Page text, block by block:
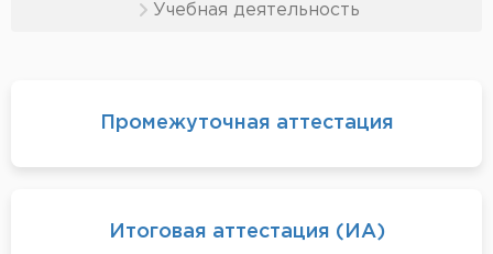
Учебная деятельность
Промежуточная аттестация
Итоговая аттестация (ИА)